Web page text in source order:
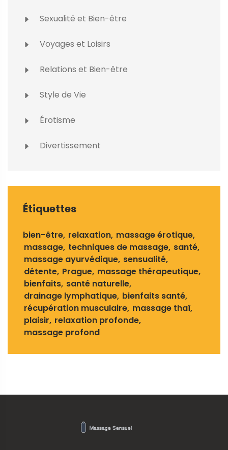
Sexualité et Bien-être
Voyages et Loisirs
Relations et Bien-être
Style de Vie
Érotisme
Divertissement
Étiquettes
bien-être relaxation massage érotique
massage techniques de massage santé
massage ayurvédique sensualité
détente Prague massage thérapeutique
bienfaits santé naturelle
drainage lymphatique bienfaits santé
récupération musculaire massage thaï
plaisir relaxation profonde
massage profond